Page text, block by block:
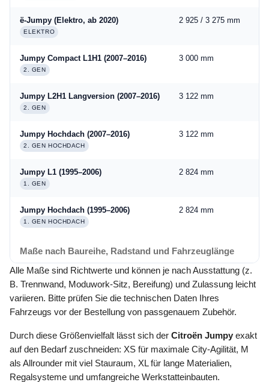
Maße nach Baureihe, Radstand und Fahrzeuglänge
ë-Jumpy (Elektro, ab 2020)
ELEKTRO
2 925 / 3 275 mm
Jumpy Compact L1H1 (2007–2016)
2. GEN
3 000 mm
Jumpy L2H1 Langversion (2007–2016)
2. GEN
3 122 mm
Jumpy Hochdach (2007–2016)
2. GEN HOCHDACH
3 122 mm
Jumpy L1 (1995–2006)
1. GEN
2 824 mm
Jumpy Hochdach (1995–2006)
1. GEN HOCHDACH
2 824 mm
Alle Maße sind Richtwerte und können je nach Ausstattung (z.
B. Trennwand, Moduwork-Sitz, Bereifung) und Zulassung leicht
variieren. Bitte prüfen Sie die technischen Daten Ihres
Fahrzeugs vor der Bestellung von passgenauem Zubehör.
Durch diese Größenvielfalt lässt sich der Citroën Jumpy exakt
auf den Bedarf zuschneiden: XS für maximale City-Agilität, M
als Allrounder mit viel Stauraum, XL für lange Materialien,
Regalsysteme und umfangreiche Werkstatteinbauten.